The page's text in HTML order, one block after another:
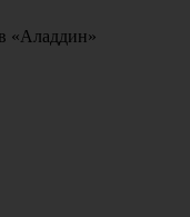
«Аладдин»